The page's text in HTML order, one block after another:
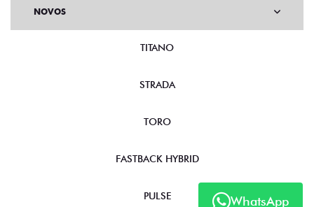
WhatsApp
NOVOS
TITANO
STRADA
TORO
FASTBACK HYBRID
PULSE